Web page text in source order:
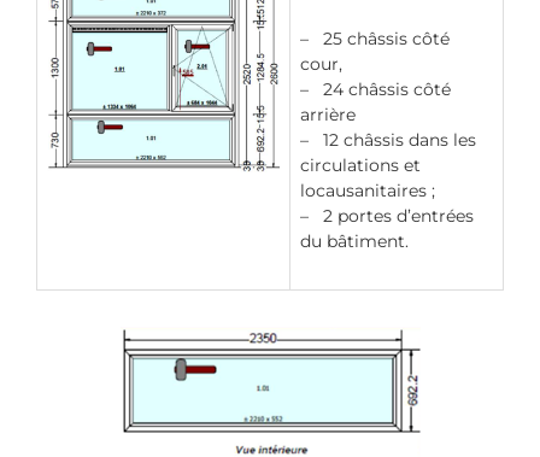
– 25 châssis côté
cour,
– 24 châssis côté
arrière
– 12 châssis dans les
circulations et
locausanitaires ;
– 2 portes d’entrées
du bâtiment.